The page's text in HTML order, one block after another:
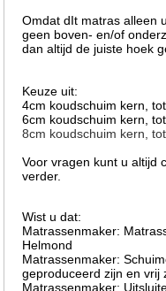
Omdat dIt matras alleen
geen boven- en/of
dan altijd de juiste hoek
Keuze uit:
4cm koudschuim kern,
6cm koudschuim kern,
8cm koudschuim kern,
Voor vragen kunt u altijd
verder.
Wist u dat:
Matrassenmaker:
Helmond
Matrassenmaker:
geproduceerd zijn en vrij
Matrassenmaker: